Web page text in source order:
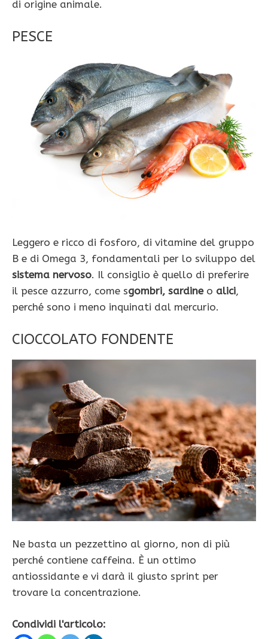
di origine animale.
PESCE
Leggero e ricco di fosforo, di vitamine del gruppo
B e di Omega 3, fondamentali per lo sviluppo del
sistema nervoso. Il consiglio è quello di preferire
il pesce azzurro, come sgombri, sardine o alici,
perché sono i meno inquinati dal mercurio.
CIOCCOLATO FONDENTE
Ne basta un pezzettino al giorno, non di più
perché contiene caffeina. È un ottimo
antiossidante e vi darà il giusto sprint per
trovare la concentrazione.
Condividi l'articolo: